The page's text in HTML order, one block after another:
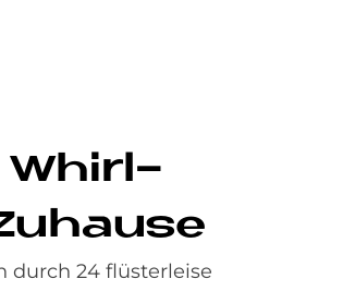
Whirl­
durch 24 flüsterleise